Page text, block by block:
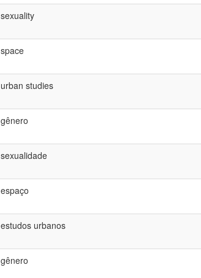
sexuality
space
urban studies
gênero
sexualidade
espaço
estudos urbanos
gênero